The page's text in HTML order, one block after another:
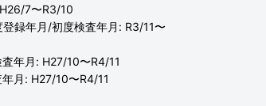
7〜R3/10
録年月/初度検査年月: R3/11〜
年月: H27/10〜R4/11
月: H27/10〜R4/11